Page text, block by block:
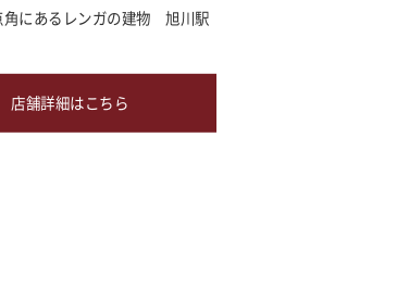
角にあるレンガの建物 旭川駅
店舗詳細はこちら